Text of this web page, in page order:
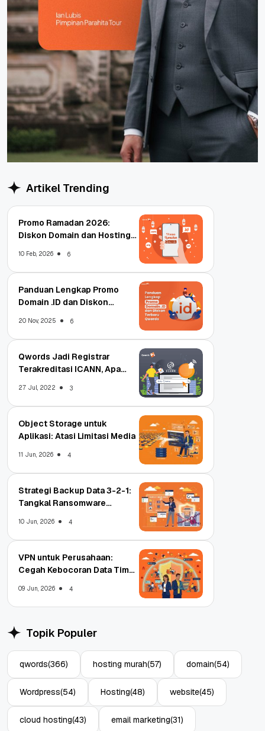
Artikel Trending
Promo Ramadan 2026:
Diskon Domain dan Hosting
10 Feb, 2026 6
Panduan Lengkap Promo
Domain .ID dan Diskon
20 Nov, 2025 6
Qwords Jadi Registrar
Terakreditasi ICANN, Apa
27 Jul, 2022 3
Object Storage untuk
Aplikasi: Atasi Limitasi Media
11 Jun, 2026 4
Strategi Backup Data 3-2-1:
Tangkal Ransomware
10 Jun, 2026 4
VPN untuk Perusahaan:
Cegah Kebocoran Data Tim
09 Jun, 2026 4
Topik Populer
qwords(366) hosting murah(57) domain(54)
Wordpress(54) Hosting(48) website(45)
cloud hosting(43) email marketing(31)